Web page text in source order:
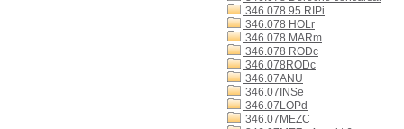
346.078 95 RIPi
346.078 HOLr
346.078 MARm
346.078 RODc
346.078RODc
346.07ANU
346.07INSe
346.07LOPd
346.07MEZC